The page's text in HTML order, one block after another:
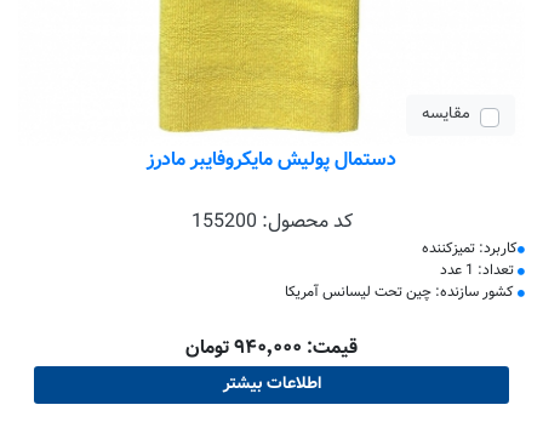
مقایسه
دستمال پولیش مایکروفایبر مادرز
کد محصول: 155200
کاربرد: تمیزکننده
تعداد: 1 عدد
کشور سازنده: چین تحت لیسانس آمریکا
قیمت: ۹۴۰٬۰۰۰ تومان
اطلاعات بیشتر